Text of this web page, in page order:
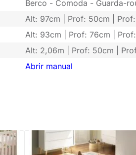
Berco - Comoda - Guarda-
Alt: 97cm | Prof: 50cm |
Alt: 93cm | Prof: 76cm |
Alt: 2,06m | Prof: 50cm |
Abrir manual
PRONTA ENTREGA